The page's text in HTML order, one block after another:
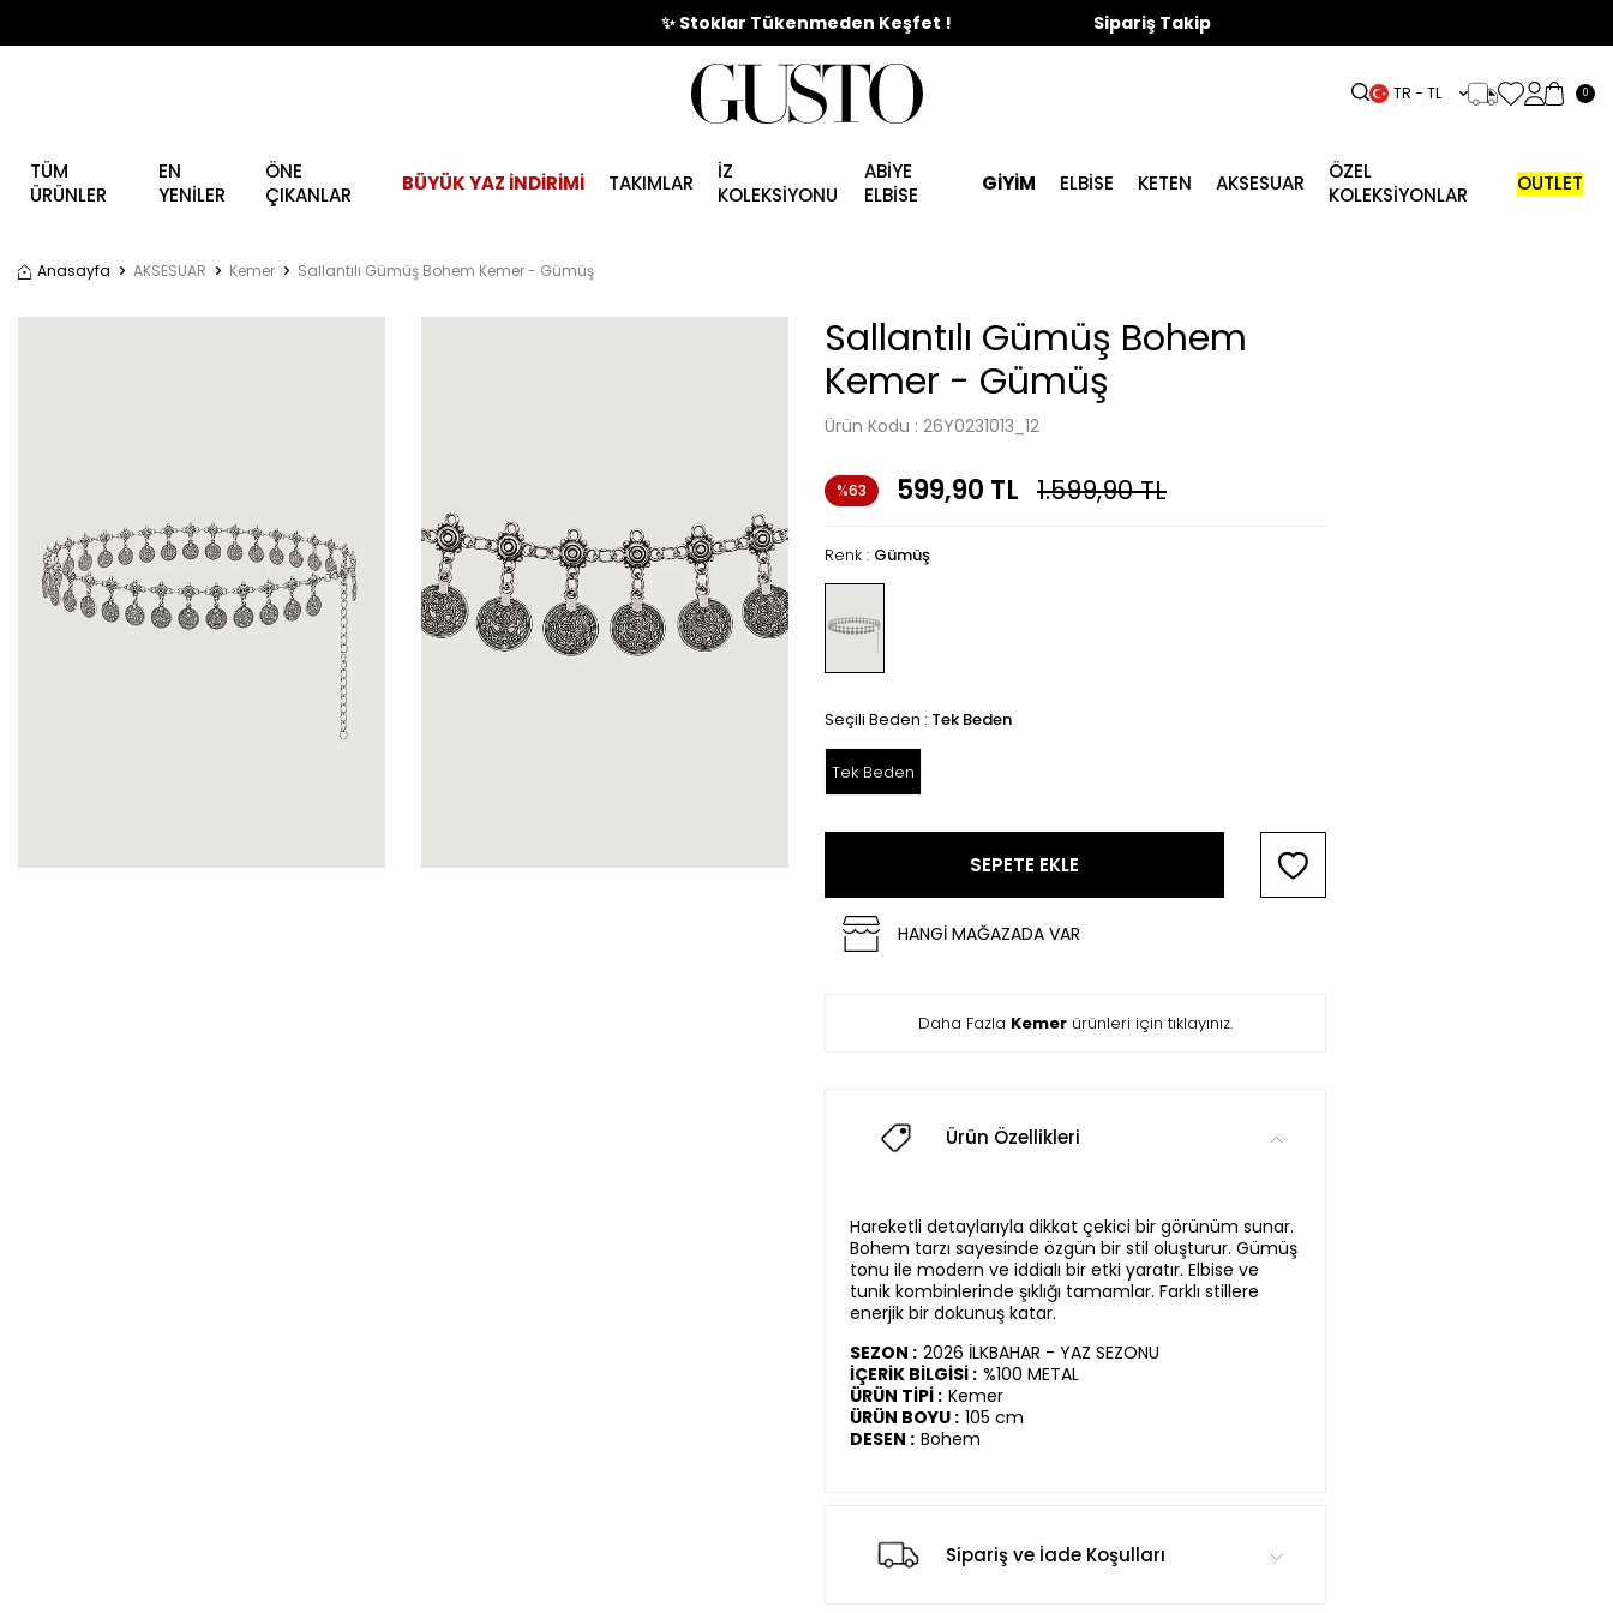
🎉%70'e Varan Büyük Yaz İndirim Başladı !
✨ Stoklar Tükenmeden Keşfet ! Sipariş Takip
TR − TL 0
TÜM
ÜRÜNLER
EN
YENİLER
ÖNE
ÇIKANLAR
BÜYÜK YAZ İNDİRİMİ TAKIMLAR
İZ
KOLEKSİYONU
ABİYE
ELBİSE
GİYİM ELBISE KETEN AKSESUAR
ÖZEL
KOLEKSİYONLAR
OUTLET
Anasayfa AKSESUAR Kemer Sallantılı Gümüş Bohem Kemer - Gümüş
Sallantılı Gümüş Bohem
Kemer - Gümüş
Ürün Kodu : 26Y0231013_12
%63 599,90 TL 1.599,90TL
Renk : Gümüş
Seçili Beden : Tek Beden
Tek Beden
SEPETE EKLE
HANGİ MAĞAZADA VAR
Daha Fazla Kemer ürünleri için tıklayınız.
Ürün Özellikleri
Hareketli detaylarıyla dikkat çekici bir görünüm sunar.
Bohem tarzı sayesinde özgün bir stil oluşturur. Gümüş
tonu ile modern ve iddialı bir etki yaratır. Elbise ve
tunik kombinlerinde şıklığı tamamlar. Farklı stillere
enerjik bir dokunuş katar.
SEZON : 2026 İLKBAHAR - YAZ SEZONU
İÇERİK BİLGİSİ : %100 METAL
ÜRÜN TİPİ : Kemer
ÜRÜN BOYU : 105 cm
DESEN : Bohem
Sipariş ve İade Koşulları